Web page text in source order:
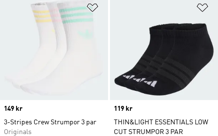
Price
149 kr
3-Stripes Crew Strumpor 3 par
Originals
Price
119 kr
THIN&LIGHT ESSENTIALS LOW
CUT STRUMPOR 3 PAR